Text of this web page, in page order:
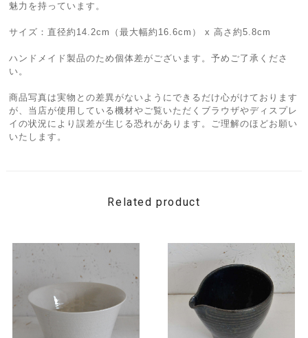
魅力を持っています。
サイズ：直径約14.2cm（最大幅約16.6cm） x 高さ約5.8cm
ハンドメイド製品のため個体差がございます。予めご了承くださ
い。
商品写真は実物との差異がないようにできるだけ心がけております
が、当店が使用している機材やご覧いただくブラウザやディスプレ
イの状況により誤差が生じる恐れがあります。ご理解のほどお願い
いたします。
Related product